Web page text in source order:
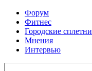
Форум
Фитнес
Городские сплетни
Мнения
Интервью